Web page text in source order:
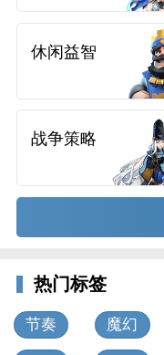
休闲益智
战争策略
热门标签
节奏 魔幻